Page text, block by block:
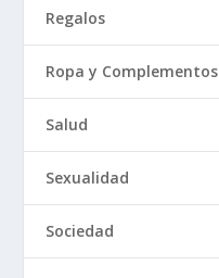
Regalos
Ropa y Complementos
Salud
Sexualidad
Sociedad